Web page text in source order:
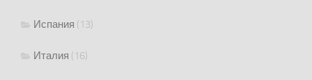
Испания (13)
Италия (16)